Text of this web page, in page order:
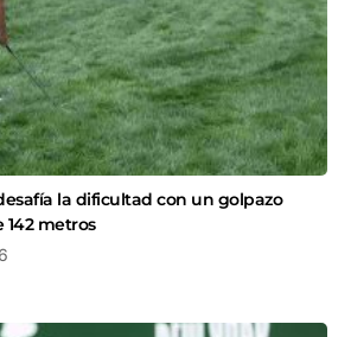
la dificultad con un golpazo
metros